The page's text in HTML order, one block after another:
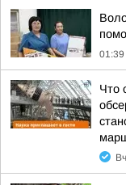
01:39
Что